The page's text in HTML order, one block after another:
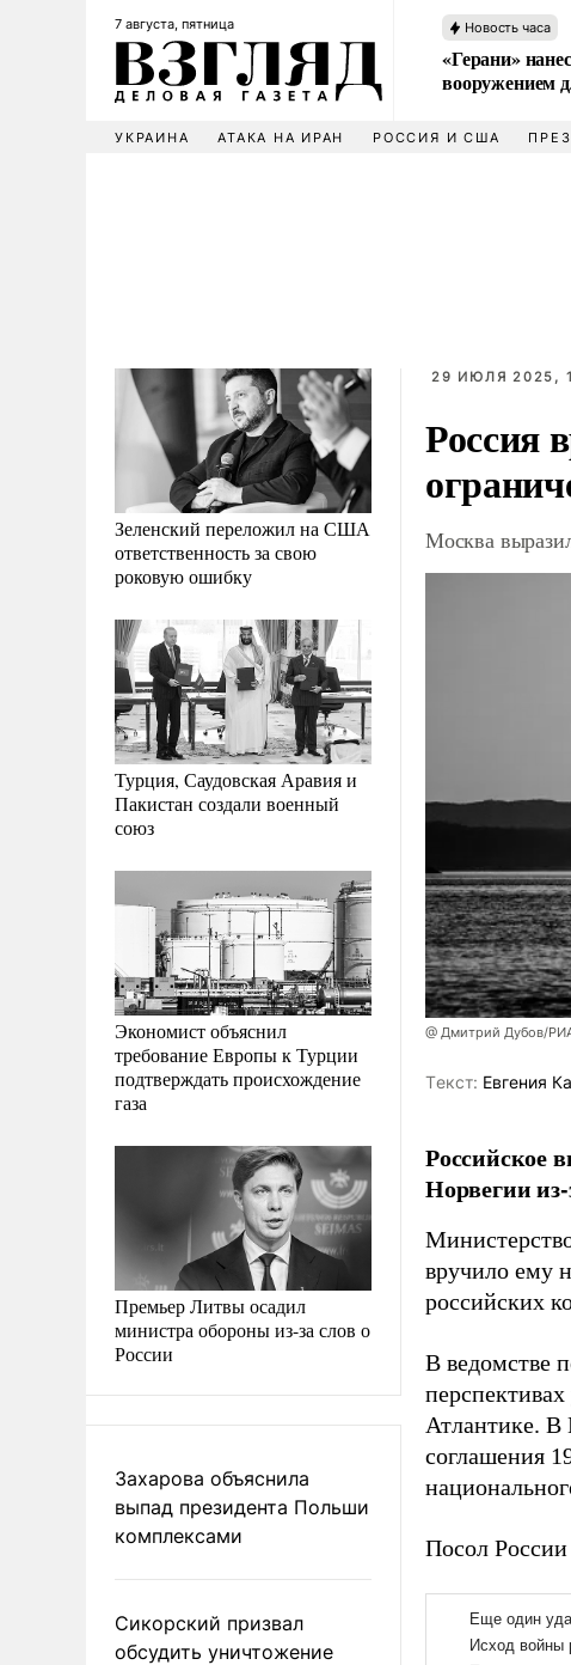
7 августа, пятница Новость часа
«Герани»
вооружением
УКРАИНА АТАКА НА ИРАН РОССИЯ И США
Зеленский переложил на США
ответственность за свою
роковую ошибку
Турция, Саудовская Аравия и
Пакистан создали военный
союз
Экономист объяснил
требование Европы к Турции
подтверждать происхождение
газа
Премьер Литвы осадил
министра обороны из-за слов о
России
Захарова объяснила
выпад президента Польши
комплексами
Сикорский призвал
обсудить уничтожение
29 ИЮЛЯ 2025,
Россия
Москва
@ Дмитрий Дубов/
Tекст: Евгения
Российское
Норвегии
вручило ему
российских
В ведомстве
Атлантике. В
соглашения
Посол